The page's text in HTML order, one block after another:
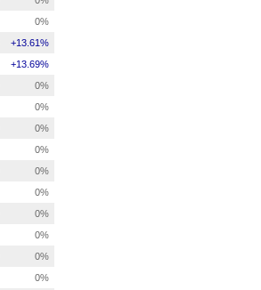
0%
13.61%
13.69%
0%
0%
0%
0%
0%
0%
0%
0%
0%
0%